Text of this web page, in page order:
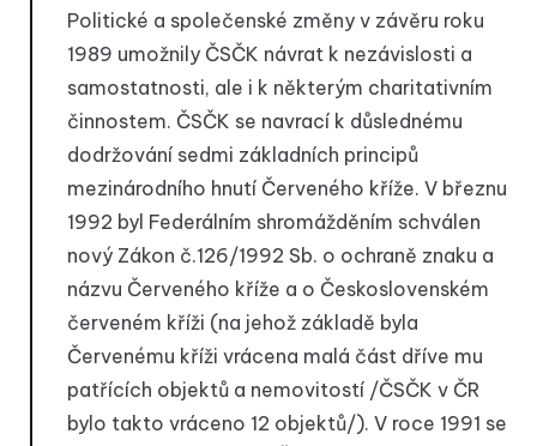
Politické a společenské změny v závěru roku
1989 umožnily ČSČK návrat k nezávislosti a
samostatnosti, ale i k některým charitativním
činnostem. ČSČK se navrací k důslednému
dodržování sedmi základních principů
mezinárodního hnutí Červeného kříže. V březnu
1992 byl Federálním shromážděním schválen
nový Zákon č.126/1992 Sb. o ochraně znaku a
názvu Červeného kříže a o Československém
červeném kříži (na jehož základě byla
Červenému kříži vrácena malá část dříve mu
patřících objektů a nemovitostí /ČSČK v ČR
bylo takto vráceno 12 objektů/). V roce 1991 se